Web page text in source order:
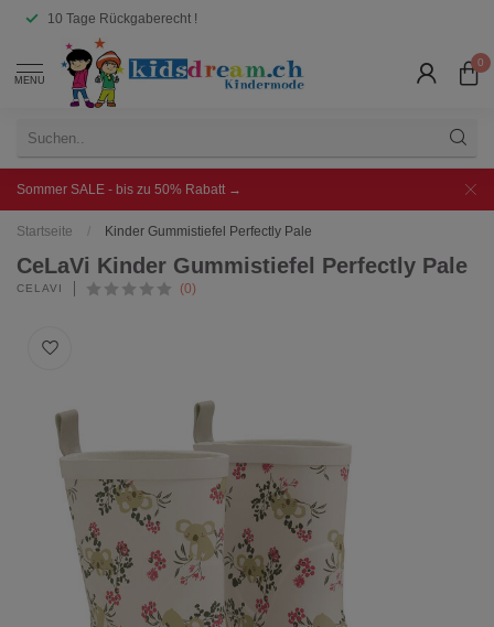
10 Tage Rückgaberecht !
MENU
0
Sommer SALE - bis zu 50% Rabatt →
Startseite / Kinder Gummistiefel Perfectly Pale
CeLaVi Kinder Gummistiefel Perfectly Pale
CELAVI (0)